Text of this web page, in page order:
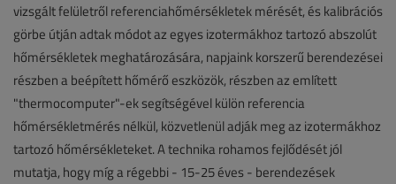
vizsgált felületről referenciahőmérsékletek mérését, és kalibrációs
görbe útján adtak módot az egyes izotermákhoz tartozó abszolút
hőmérsékletek meghatározására, napjaink korszerű berendezései
részben a beépített hőmérő eszközök, részben az említett
"thermocomputer"-ek segítségével külön referencia
hőmérsékletmérés nélkül, közvetlenül adják meg az izotermákhoz
tartozó hőmérsékleteket. A technika rohamos fejlődését jól
mutatja, hogy míg a régebbi - 15-25 éves - berendezések